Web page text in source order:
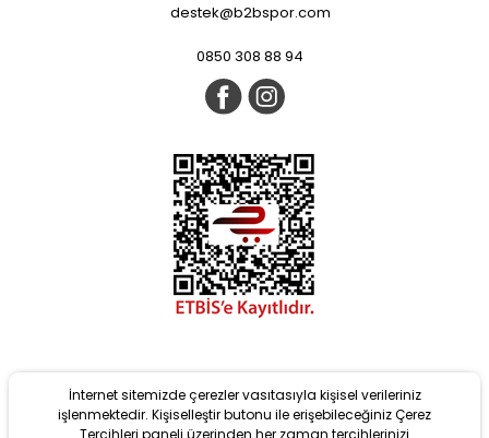
destek@b2bspor.com
0850 308 88 94
İnternet sitemizde çerezler vasıtasıyla kişisel verileriniz
işlenmektedir. Kişiselleştir butonu ile erişebileceğiniz Çerez
Tercihleri paneli üzerinden her zaman tercihlerinizi